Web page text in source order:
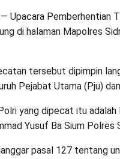
— Upacara Pemberhentian
di halaman Mapolres
tersebut dipimpin
Pejabat Utama (Pju)
yang dipecat itu
Yusuf Ba Sium Polres
pasal 127 tentang